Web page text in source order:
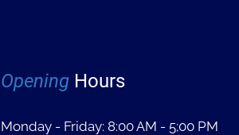
Opening Hours
Monday - Friday: 8:00 AM - 5;00 PM